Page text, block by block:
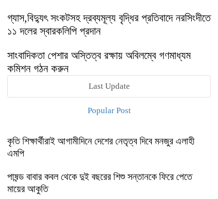
গ্যাস,বিদ্যুৎ সংকটসহ দ্রব্যমূল্য বৃদ্ধির প্রতিবাদে নরসিংদীতে
১১ দলের স্বারকলিপি প্রদান
সাংবাদিকতা পেশার অস্তিত্ব রক্ষায় অবিলম্বে গণমাধ্যম
কমিশন গঠন করুন
Last Update
Popular Post
কৃতি শিক্ষার্থীরাই আগামীদিনে দেশের নেতৃত্ব দিবে মনজুর এলাহী
এমপি
পাষন্ড বাবার কবল থেকে দুই বছরের শিশু সন্তানকে ফিরে পেতে
মায়ের আকুতি